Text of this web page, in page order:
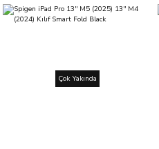
Çok Yakında